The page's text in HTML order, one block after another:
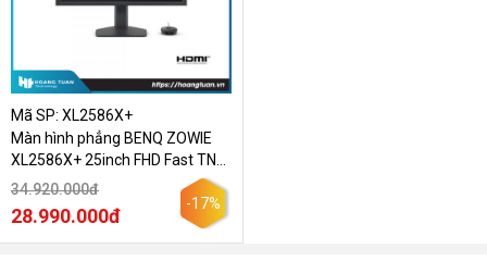
Mã SP: XL2586X+
Màn hình phẳng BENQ ZOWIE
XL2586X+ 25inch FHD Fast TN
600Hz DyAc 2
34.920.000đ
28.990.000đ
-17%